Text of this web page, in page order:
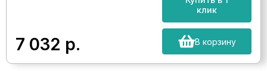
7 032 р.
клик
В корзину